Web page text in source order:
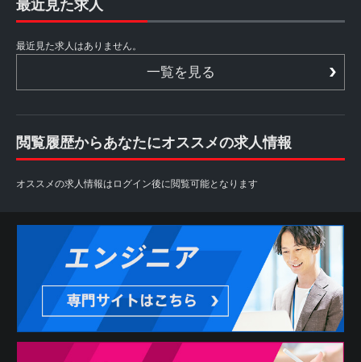
最近見た求人
最近見た求人はありません。
一覧を見る
閲覧履歴からあなたにオススメの求人情報
オススメの求人情報はログイン後に閲覧可能となります